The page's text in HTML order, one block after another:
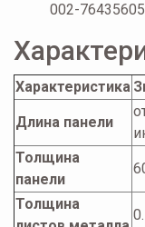
002-
Характеристика
Длина панели
Толщина
панели
Толщина